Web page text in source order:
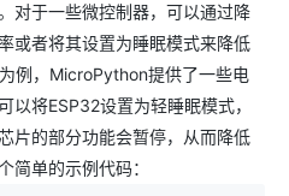
对于一些微控制器，可以通过降
或者将其设置为睡眠模式来降低
例，MicroPython提供了一些电
以将ESP32设置为轻睡眠模式，
片的部分功能会暂停，从而降低
简单的示例代码：